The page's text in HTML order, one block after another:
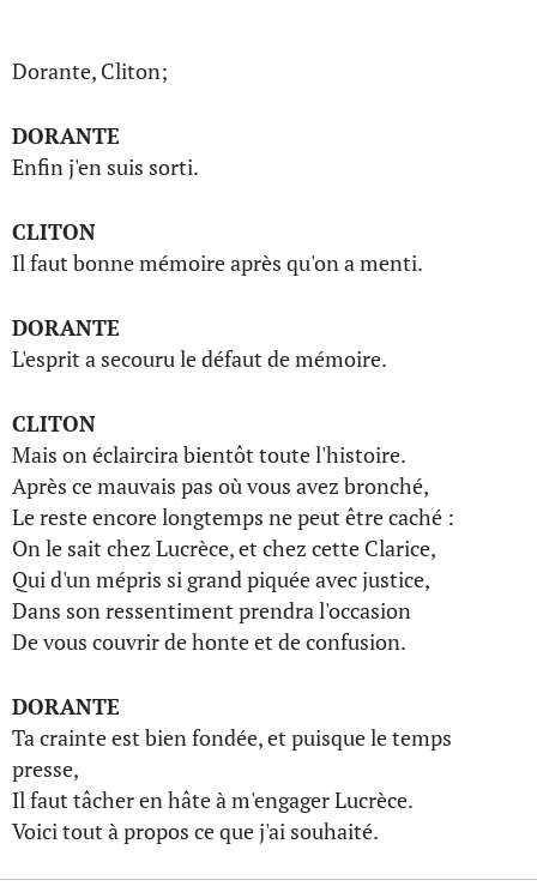
Dorante, Cliton;
DORANTE
Enfin j'en suis sorti.
CLITON
Il faut bonne mémoire après qu'on a menti.
DORANTE
L'esprit a secouru le défaut de mémoire.
CLITON
Mais on éclaircira bientôt toute l'histoire.
Après ce mauvais pas où vous avez bronché,
Le reste encore longtemps ne peut être caché :
On le sait chez Lucrèce, et chez cette Clarice,
Qui d'un mépris si grand piquée avec justice,
Dans son ressentiment prendra l'occasion
De vous couvrir de honte et de confusion.
DORANTE
Ta crainte est bien fondée, et puisque le temps
presse,
Il faut tâcher en hâte à m'engager Lucrèce.
Voici tout à propos ce que j'ai souhaité.